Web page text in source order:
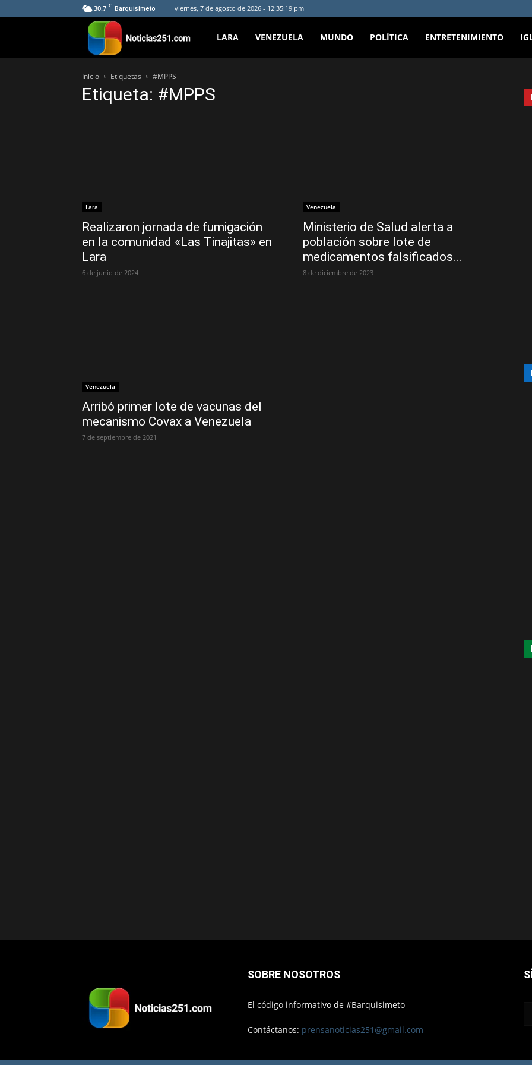
30.7 C Barquisimeto viernes, 7 de agosto de 2026 - 12:35:19 pm
Noticias251
LARA VENEZUELA MUNDO POLÍTICA ENTRETENIMIENTO
Inicio Etiquetas #MPPS
Etiqueta: #MPPS
Lara
Realizaron jornada de fumigación
en la comunidad «Las Tinajitas» en
Lara
6 de junio de 2024
Venezuela
Ministerio de Salud alerta a
población sobre lote de
medicamentos falsificados...
8 de diciembre de 2023
Venezuela
Arribó primer lote de vacunas del
mecanismo Covax a Venezuela
7 de septiembre de 2021
SOBRE NOSOTROS
El código informativo de #Barquisimeto
Contáctanos: prensanoticias251@gmail.com